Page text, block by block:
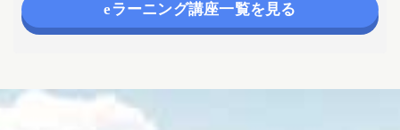
eラーニング講座一覧を見る